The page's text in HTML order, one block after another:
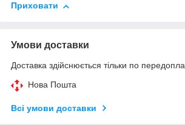
Приховати
Умови доставки
Доставка здійснюється тільки по
Нова Пошта
Всі умови доставки